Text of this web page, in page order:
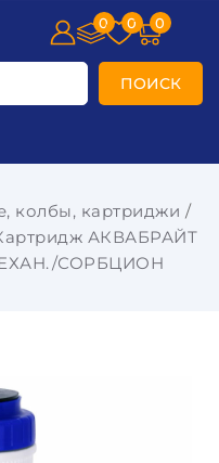
ПОИСК
0 0 0
колбы, картриджи
АКВАБРАЙТ
СОРБЦИОН